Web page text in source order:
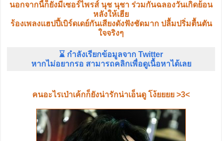
นอกจากนี้ก็ยังมีเซอร์ไพรส์ นุช นุชา ร่วมกันฉลองวันเกิดย้อน
หลังให้เฮีย
ร้องเพลงแฮปปี้เบิร์ดเดย์กันเสียงดังฟังชัดมาก ปลื้มปริ่มตื้นตัน
ใจจริงๆ
⌛ กำลังเรียกข้อมูลจาก Twitter
หากไม่อยากรอ สามารถคลิกเพื่อดูเนื้อหาได้เลย
คนอะไรเป่าเค้กก็ยังน่ารักน่าเอ็นดู โง้ยยยย >3<